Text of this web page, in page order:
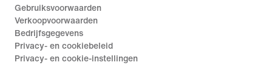
Gebruiksvoorwaarden
Verkoopvoorwaarden
Bedrijfsgegevens
Privacy- en cookiebeleid
Privacy- en cookie-instellingen